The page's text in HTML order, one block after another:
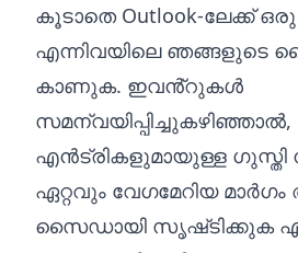
കൂടാതെ Outlook-ലേക്ക്
എന്നിവയിലെ
കാണുക. ഇവൻ്റുകൾ
എൻട്രികളുമായുള്ള ഗുസ്തി
ഏറ്റവും വേഗമേറിയ
സൈഡായി സൃഷ്‌ടിക്കുക